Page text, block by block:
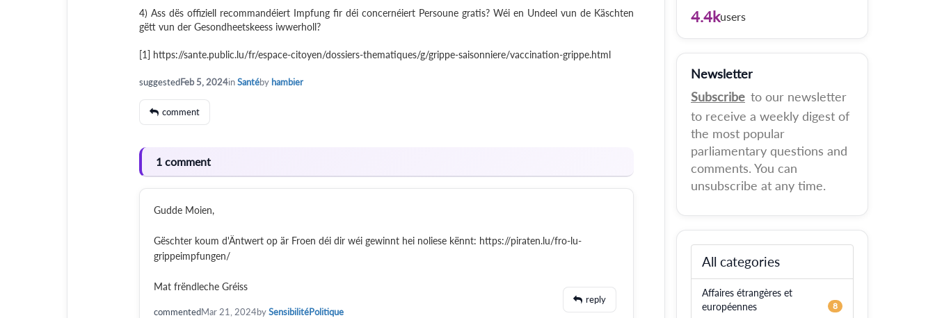
4) Ass dës offiziell recommandéiert Impfung fir déi concernéiert Persoune gratis? Wéi en Undeel vun de Käschten
gëtt vun der Gesondheetskeess iwwerholl?
[1] https://sante.public.lu/fr/espace-citoyen/dossiers-thematiques/g/grippe-saisonniere/vaccination-grippe.html
suggestedFeb 5, 2024inSantéby hambier
comment
1 comment
Gudde Moien,
Gëschter koum d'Äntwert op är Froen déi dir wéi gewinnt hei noliese kënnt: https://piraten.lu/fro-lu-
grippeimpfungen/
Mat frëndleche Gréiss
commentedMar 21, 2024bySensibilitéPolitique
reply
4.4kusers
Newsletter
Subscribe to our newsletter
to receive a weekly digest of
the most popular
parliamentary questions and
comments. You can
unsubscribe at any time.
All categories
Affaires étrangères et
européennes
8